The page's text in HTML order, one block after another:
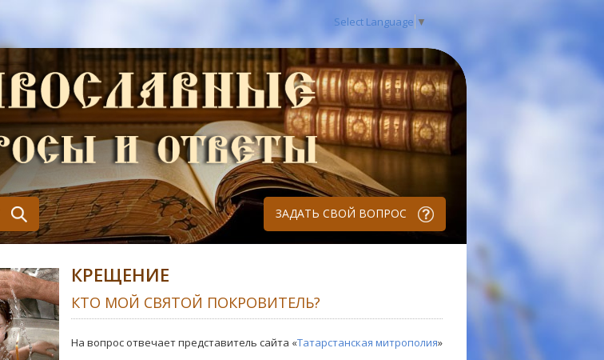
Select Language ▼
ЗАДАТЬ СВОЙ ВОПРОС
КРЕЩЕНИЕ
КТО МОЙ СВЯТОЙ ПОКРОВИТЕЛЬ?
На вопрос отвечает представитель сайта «Татарстанская митрополия»